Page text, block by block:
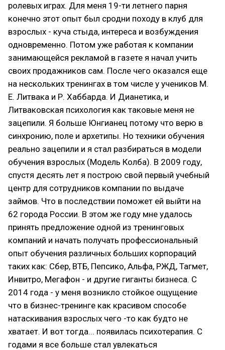
ролевых играх. Для меня 19-ти летнего парня
конечно этот опыт был сродни походу в клуб для
взрослых - куча стыда, интереса и возбуждения
одновременно. Потом уже работая к компании
занимающейся рекламой в газете я начал учить
своих продажников сам. После чего оказался еще
на нескольких тренингах в том числе у учеников М.
Е. Литвака и Р. Хаббарда. И Дианетика, и
Литваковская психология как таковые меня не
зацепили. Я больше Юнгианец потому что верю в
синхронию, поле и архетипы. Но техники обучения
реально зацепили и я стал разбираться в модели
обучения взрослых (Модель Колба). В 2009 году,
спустя десять лет я построю свой первый учебный
центр для сотрудников компании по выдаче
займов. Что в последствии поможет ей выйти на
62 города России. В этом же году мне удалось
принять предложение одной из тренинговых
компаний и начать получать профессиональный
опыт обучения различных больших корпораций
таких как: Сбер, ВТБ, Пепсико, Альфа, РЖД, Тагмет,
Инвитро, Мегафон - и другие гиганты бизнеса. С
2014 года - у меня возникло стойкое ощущение
что в бизнес-тренинге как красивом способе
натаскивания взрослых чего -то как будто не
хватает. И вот тогда... появилась психотерапия. С
годами я все больше стал увлекаться